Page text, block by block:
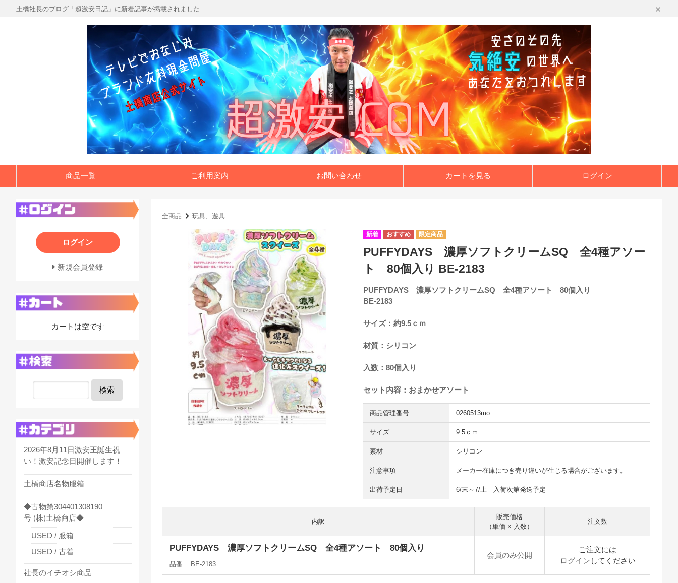
土橋社長のブログ「超激安日記」に新着記事が掲載されました
商品一覧 ご利用案内 お問い合わせ カートを見る ログイン
全商品 玩具、遊具
PUFFYDAYS 濃厚ソフトクリームSQ 全4種アソー
ト 80個入り BE-2183
PUFFYDAYS 濃厚ソフトクリームSQ 全4種アソート 80個入り
BE-2183
サイズ：約9.5ｃｍ
材質：シリコン
入数：80個入り
セット内容：おまかせアソート
商品管理番号 0260513mo
サイズ 9.5ｃｍ
素材 シリコン
注意事項 メーカー在庫につき売り違いが生じる場合がございます。
出荷予定日 6/末～7/上 入荷次第発送予定
内訳
販売価格
（単価 × 入数）
注文数
PUFFYDAYS 濃厚ソフトクリームSQ 全4種アソート 80個入り
品番 BE-2183
会員のみ公開
ご注文には
ログイン してください
ログイン
新規会員登録
カートは空です
検索
2026年8月11日激安王誕生祝
い！激安記念日開催します！
土橋商店名物服箱
◆古物第304401308190
号 (株)土橋商店◆
USED / 服箱
USED / 古着
社長のイチオシ商品